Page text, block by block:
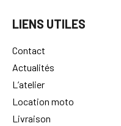
LIENS UTILES
Contact
Actualités
L’atelier
Location moto
Livraison